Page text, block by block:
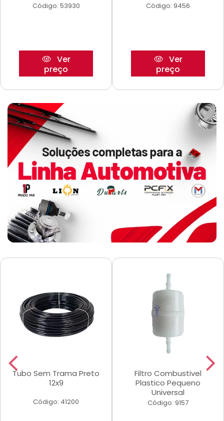
Código: 53930
Ver
preço
Código: 9456
Ver
preço
Tubo Sem Trama Preto
12x9
Código: 41200
Filtro Combustivel
Plastico Pequeno
Universal
Código: 9157